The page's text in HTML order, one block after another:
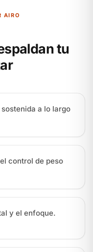
AIRO
tu
a lo largo
control de peso
y el enfoque.